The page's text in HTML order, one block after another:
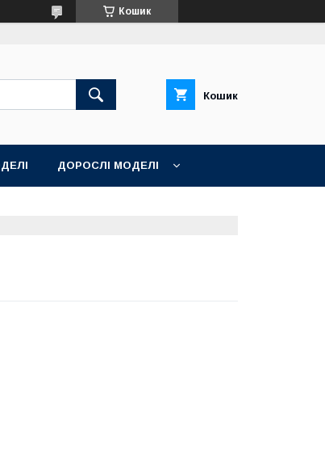
Кошик
Кошик
ДОРОСЛІ МОДЕЛІ